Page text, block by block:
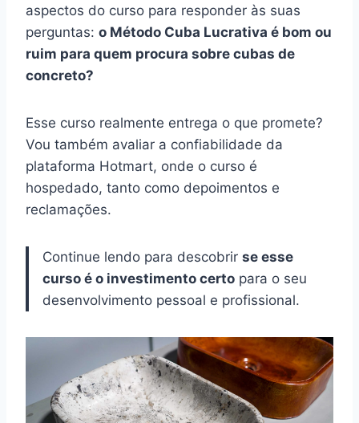
aspectos do curso para responder às suas
perguntas: o Método Cuba Lucrativa é bom ou
ruim para quem procura sobre cubas de
concreto?
Esse curso realmente entrega o que promete?
Vou também avaliar a confiabilidade da
plataforma Hotmart, onde o curso é
hospedado, tanto como depoimentos e
reclamações.
Continue lendo para descobrir se esse
curso é o investimento certo para o seu
desenvolvimento pessoal e profissional.